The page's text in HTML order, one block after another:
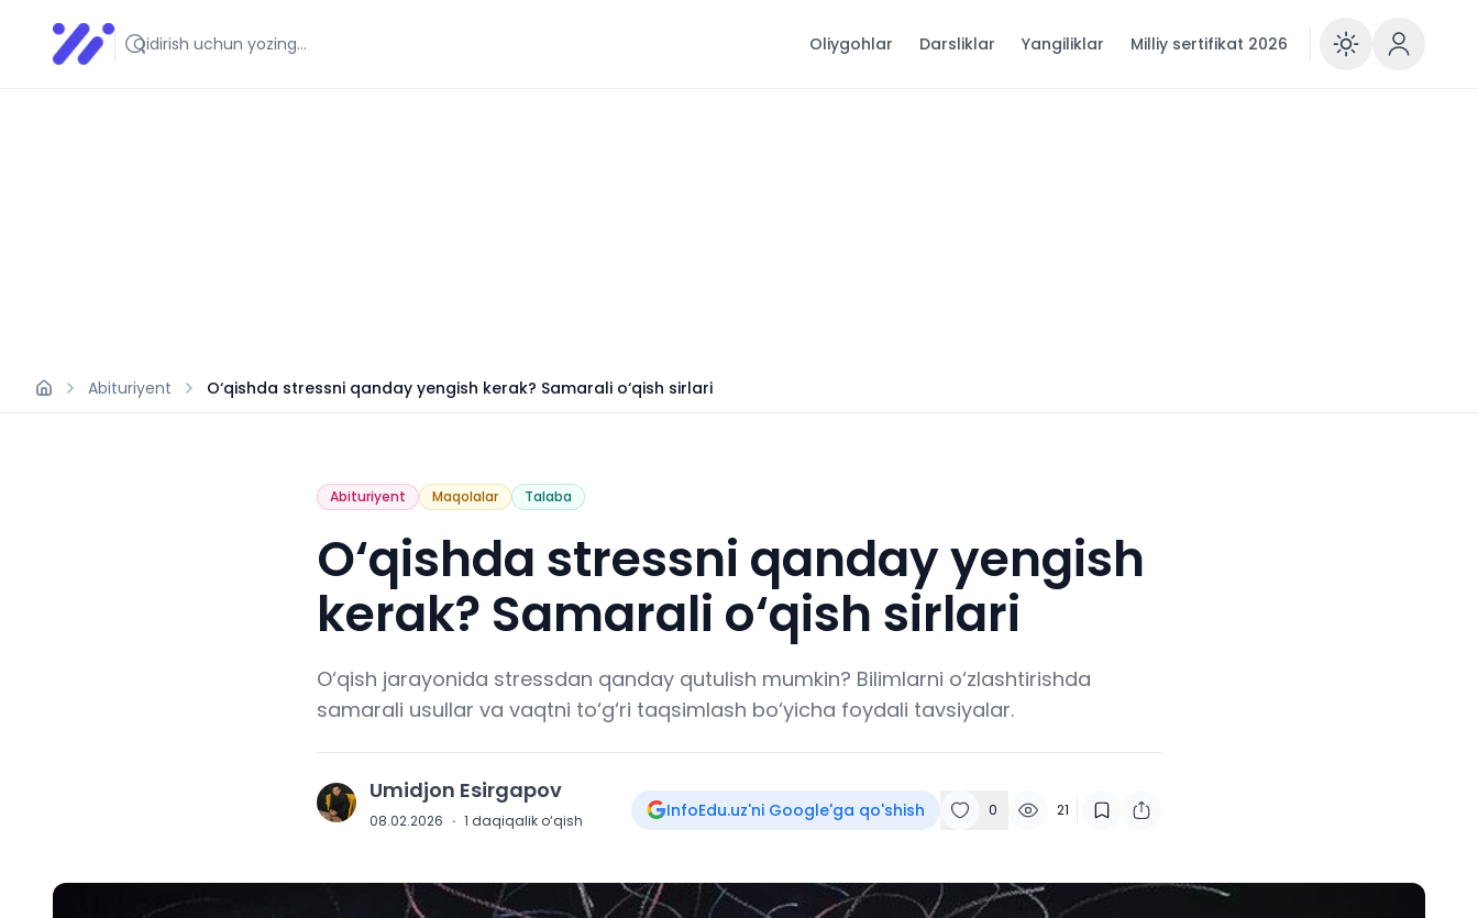
Infoedu
Ta&#039;lim xabarlari va yangiliklari Oliygohlar Darsliklar Yangiliklar Milliy sertifikat 2026
Abituriyent O‘qishda stressni qanday yengish kerak? Samarali o‘qish sirlari
Abituriyent Maqolalar Talaba
O‘qishda stressni qanday yengish
kerak? Samarali o‘qish sirlari
O‘qish jarayonida stressdan qanday qutulish mumkin? Bilimlarni o‘zlashtirishda
samarali usullar va vaqtni to‘g‘ri taqsimlash bo‘yicha foydali tavsiyalar.
U Umidjon Esirgapov
08.02.2026 · 1 daqiqalik o‘qish InfoEdu.uz'ni Google'ga qo'shish 0 21